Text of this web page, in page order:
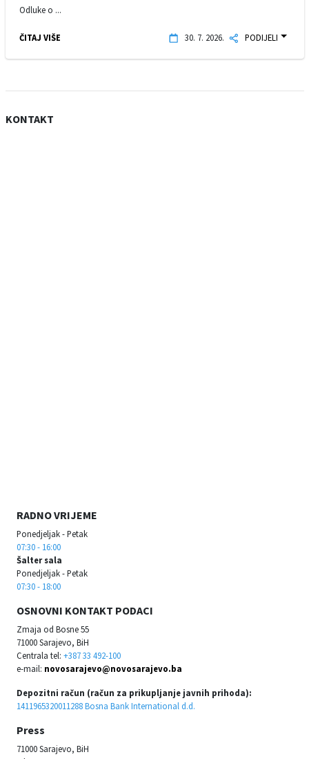
Odluke o ...
ČITAJ VIŠE 30. 7. 2026. PODIJELI
KONTAKT
RADNO VRIJEME
Ponedjeljak - Petak
07:30 - 16:00
Šalter sala
Ponedjeljak - Petak
07:30 - 18:00
OSNOVNI KONTAKT PODACI
Zmaja od Bosne 55
71000 Sarajevo, BiH
Centrala tel: +387 33 492-100
e-mail: novosarajevo@novosarajevo.ba
Depozitni račun (račun za prikupljanje javnih prihoda):
1411965320011288 Bosna Bank International d.d.
Press
71000 Sarajevo, BiH